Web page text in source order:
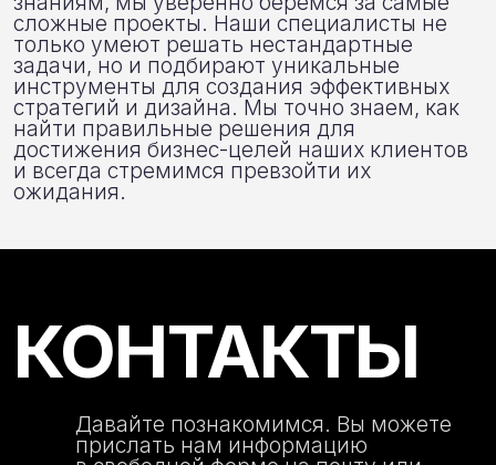
Отвечу на ваши вопросы
hello@rock-well.ru
+7 495 178 00 91
Почта
Телефон
ROCKWELL